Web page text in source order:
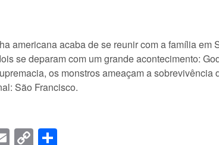
americana acaba de se reunir com a família
se deparam com um grande acontecimento:
os monstros ameaçam a
São Francisco.
Email
Copy